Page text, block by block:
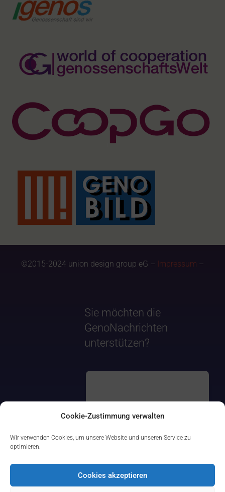
Cookie-Zustimmung verwalten
Wir verwenden Cookies, um unsere Website und unseren Service zu
optimieren.
Cookies akzeptieren
©2015-2024 union design group eG – Impressum –
Sie möchten die
GenoNachrichten
unterstützen?